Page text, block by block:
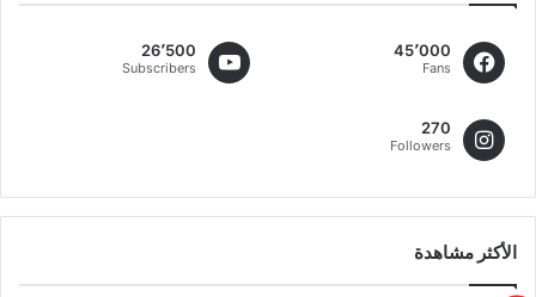
45٬000
Fans
26٬500
Subscribers
270
Followers
الأكثر مشاهدة